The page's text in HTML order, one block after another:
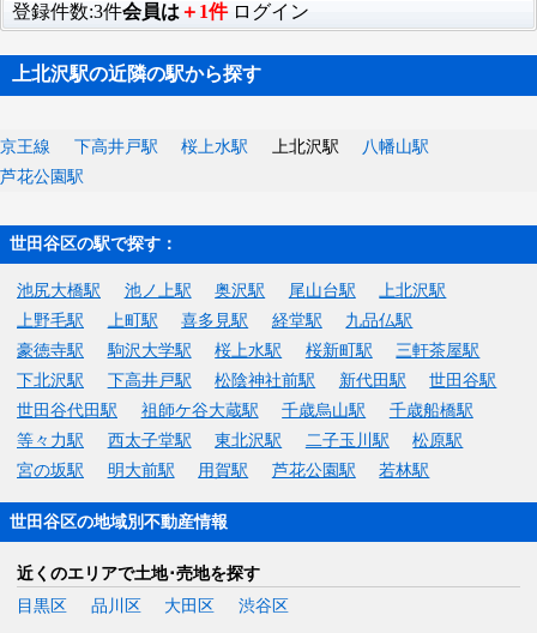
登録件数:3件会員は ＋1件 ログイン
上北沢駅の近隣の駅から探す
京王線 下高井戸駅 桜上水駅 上北沢駅
八幡山駅
芦花公園駅
世田谷区の駅で探す：
池尻大橋駅 池ノ上駅 奥沢駅 尾山台駅
上北沢駅
上野毛駅
上町駅 喜多見駅 経堂駅
九品仏駅
豪徳寺駅
駒沢大学駅 桜上水駅 桜新町駅
三軒茶屋駅
下北沢駅
下高井戸駅 松陰神社前駅 新代田駅
世田谷駅
世田谷代田駅
祖師ケ谷大蔵駅 千歳烏山駅
千歳船橋駅
等々力駅
西太子堂駅 東北沢駅 二子玉川駅
松原駅
宮の坂駅
明大前駅 用賀駅 芦花公園駅 若林駅
世田谷区の地域別不動産情報
近くのエリアで土地･売地を探す
目黒区
品川区 大田区 渋谷区